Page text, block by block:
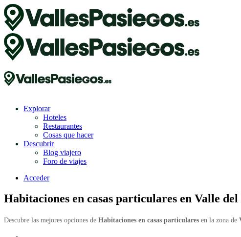
Explorar
Hoteles
Restaurantes
Cosas que hacer
Descubrir
Blog viajero
Foro de viajes
Acceder
Habitaciones en casas particulares en Valle del
Descubre las mejores opciones de Habitaciones en casas particulares en la zona de